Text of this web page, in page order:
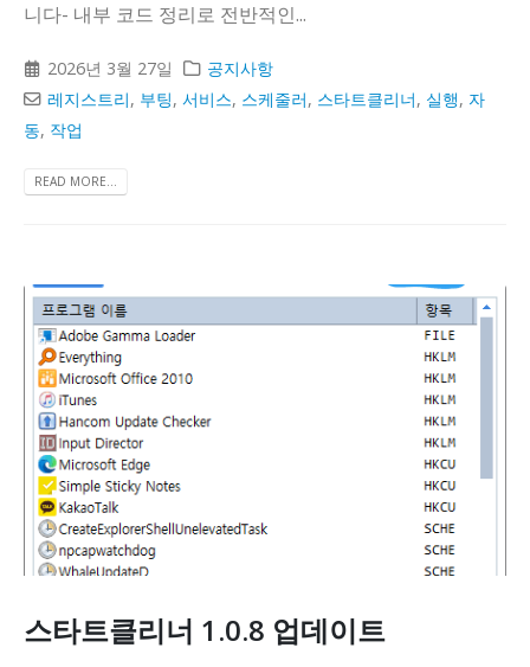
니다- 내부 코드 정리로 전반적인...
2026년 3월 27일
공지사항
레지스트리, 부팅,서비스, 스케줄러, 스타트클리너, 실행, 자
동, 작업
READ MORE...
스타트클리너 1.0.8 업데이트